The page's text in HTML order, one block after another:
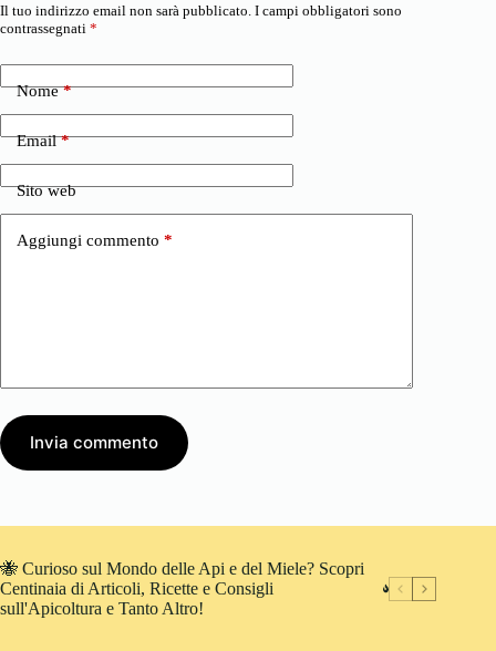
Il tuo indirizzo email non sarà pubblicato. I campi obbligatori sono
contrassegnati *
Nome*
Email*
Sito web
Aggiungi commento *
Invia commento
🐝 Curioso sul Mondo delle Api e del Miele? Scopri
Centinaia di Articoli, Ricette e Consigli
sull'Apicoltura e Tanto Altro!